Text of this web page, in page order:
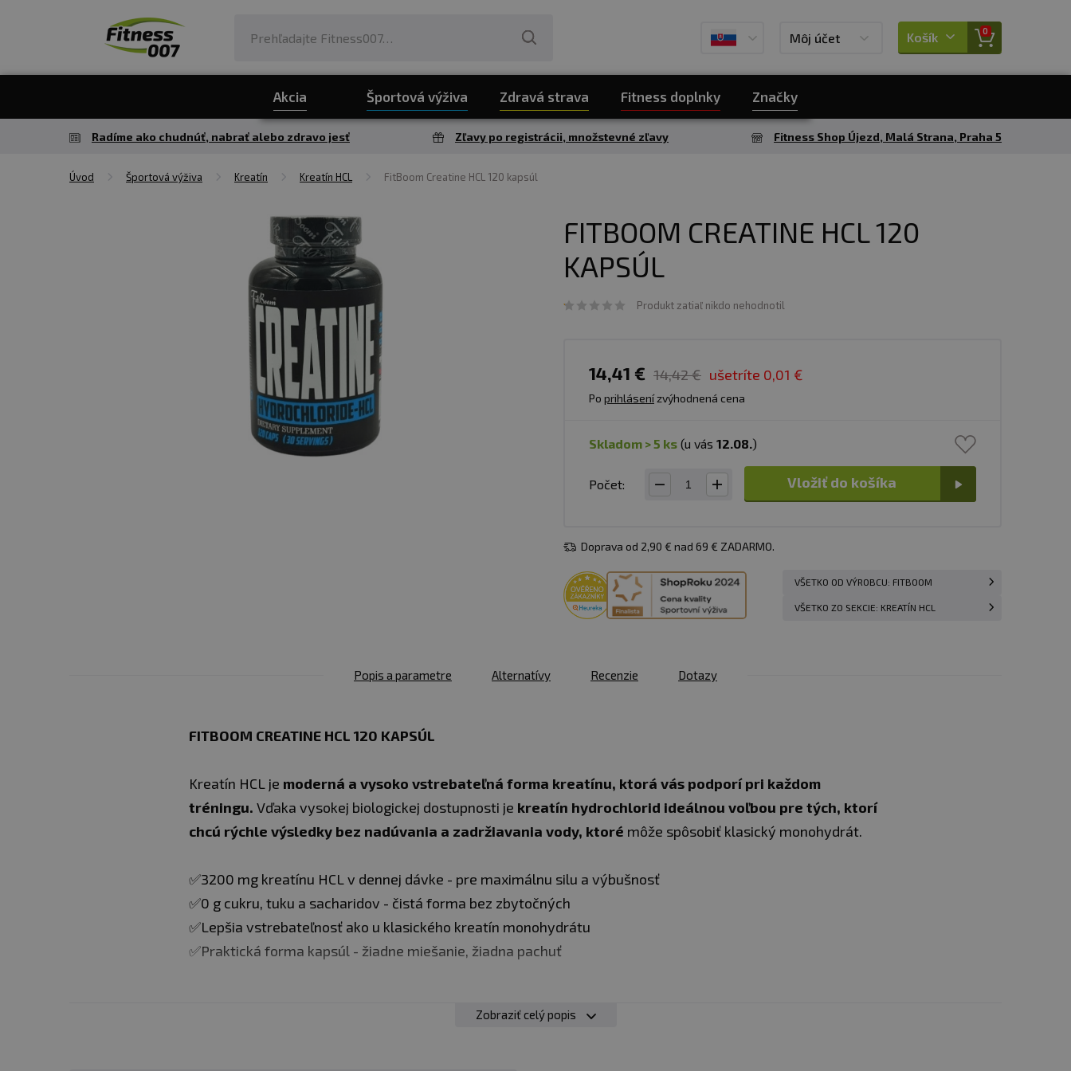
Môj účet Košík 0
Akcia Športová výživa Zdravá strava Fitness doplnky Značky
Radíme ako chudnúť, nabrať alebo zdravo jesť Zľavy po registrácii, množstevné zľavy Fitness Shop Újezd, Malá Strana, Praha 5
Úvod Športová výživa Kreatín Kreatín HCL FitBoom Creatine HCL 120 kapsúl
FITBOOM CREATINE HCL 120
KAPSÚL
Produkt zatiaľ nikdo nehodnotil
14,41 € 14,42 € ušetríte 0,01 €
Po prihlásenízvýhodnená cena
skladom > 5 ks (u vás 12.08.)
Počet: Vložiť do košíka
Doprava od 2,90 € nad 69 € ZADARMO.
VŠETKO OD VÝROBCU: FITBOOM
VŠETKO ZO SEKCIE: KREATÍN HCL
Popis a parametre Alternatívy Recenzie Dotazy
FITBOOM CREATINE HCL 120 KAPSÚL
Kreatín HCL je moderná a vysoko vstrebateľná forma kreatínu, ktorá vás podporí pri každom
tréningu. Vďaka vysokej biologickej dostupnosti je kreatín hydrochlorid ideálnou voľbou pre tých, ktorí
chcú rýchle výsledky bez nadúvania a zadržiavania vody, ktoré môže spôsobiť klasický monohydrát.
✅3200 mg kreatínu HCL v dennej dávke - pre maximálnu silu a výbušnosť
✅0 g cukru, tuku a sacharidov - čistá forma bez zbytočných
✅Lepšia vstrebateľnosť ako u klasického kreatín monohydrátu
✅Praktická forma kapsúl - žiadne miešanie, žiadna pachuť
Zobraziť celý popis